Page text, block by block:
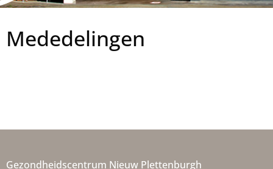
Mededelingen
Gezondheidscentrum Nieuw Plettenburgh